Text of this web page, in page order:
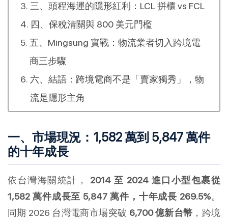
三、頭程海運的隱形紅利：LCL 拼櫃 vs FCL
四、保稅清關與 800 美元門檻
五、Mingsung 實戰：物流業者切入跨境電
商三步驟
六、結語：跨境電商不是「賣家獨秀」，物
流是隱形主角
一、市場現況：1,582 萬到 5,847 萬件
的十年成長
依台灣海關統計， 2014 至 2024 進口小型包裹從
1,582 萬件成長至 5,847 萬件，十年成長 269.5%。
同期 2026 台灣電商市場突破 6,700 億新台幣 ，跨境